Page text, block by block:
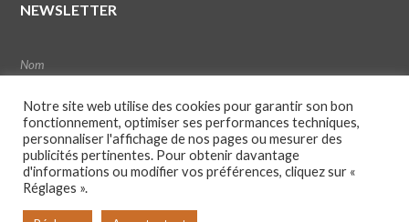
NEWSLETTER
Notre site web utilise des cookies pour garantir son bon
fonctionnement, optimiser ses performances techniques,
personnaliser l'affichage de nos pages ou mesurer des
publicités pertinentes. Pour obtenir davantage
d'informations ou modifier vos préférences, cliquez sur «
Réglages ».